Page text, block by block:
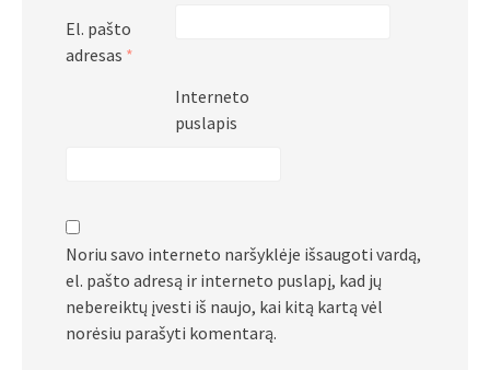
El. pašto
adresas *
Interneto
puslapis
Noriu savo interneto naršyklėje išsaugoti vardą,
el. pašto adresą ir interneto puslapį, kad jų
nebereiktų įvesti iš naujo, kai kitą kartą vėl
norėsiu parašyti komentarą.